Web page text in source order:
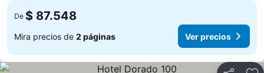
De $ 87.548
Mira precios de 2 páginas Ver precios